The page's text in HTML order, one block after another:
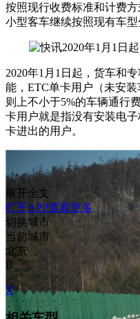
按照现行收费标准和计费
小型客车继续按照现有车型
2020年1月1日起，货车和
能，ETC单卡用户（未安
则上不小于5%的车辆通行
卡用户就是指没有安装电
卡进出的用户。
展开全文
打开APP查看更多
切换城市
当前城市
北京
B
X